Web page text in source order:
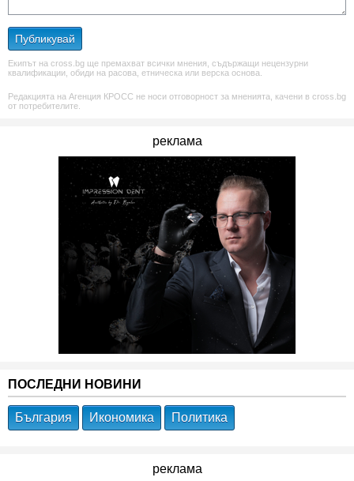
Публикувай
Екипът на cross.bg ще премахват всички мнения, съдържащи нецензурни
квалификации, обиди на расова, етническа или верска основа.
Редакцията на Агенция КРОСС не носи отговорност за мненията, качени в cross.bg
от потребителите.
реклама
ПОСЛЕДНИ НОВИНИ
България Икономика Политика
реклама